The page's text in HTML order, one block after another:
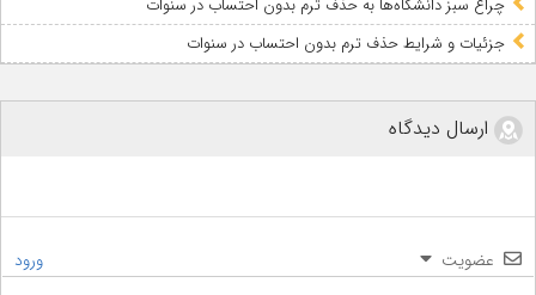
چراغ سبز دانشگاه‌ها به حذف ترم بدون احتساب در سنوات
جزئیات و شرایط حذف ترم بدون احتساب در سنوات
ارسال دیدگاه
عضویت ورود